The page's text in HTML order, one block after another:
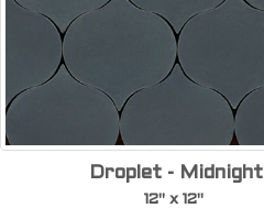
Droplet - Midnight
12" x 12"